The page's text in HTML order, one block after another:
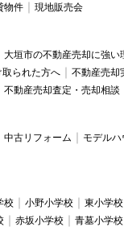
物件 現地販売会
大垣市の不動産売却に強い
られた方へ
不動産売却
不動産売却査定・売却相談
中古リフォーム
モデル
校 小野小学校 東小学校
赤坂小学校 青墓小学校